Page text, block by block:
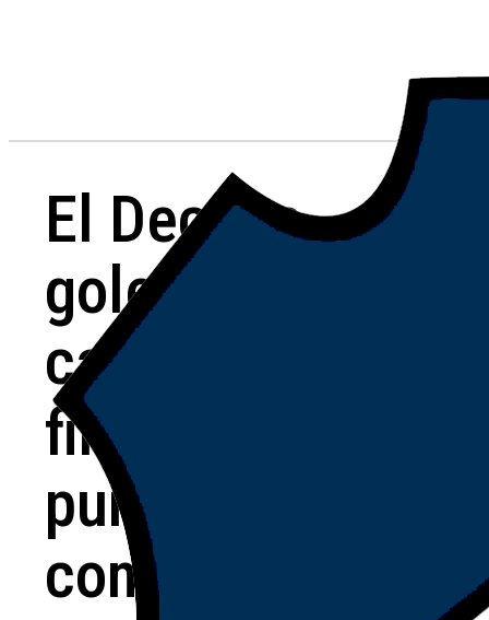
El Decano
goleó en
casa, sigue
firme en la
punta y
completó